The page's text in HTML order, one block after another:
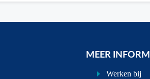
MEER
Werken bij